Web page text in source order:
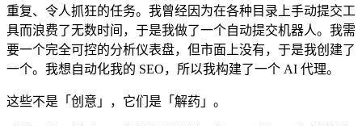
重复、令人抓狂的任务。我曾经因为在各种目录上手动提交工
具而浪费了无数时间，于是我做了一个自动提​​交机器人。我需
要一个完全可控的分析仪表盘，但市面上没有，于是我创建了
一个。我想自动化我的 SEO，所以我构建了一个 AI 代理。
这些不是「创意」，它们是「解药」。